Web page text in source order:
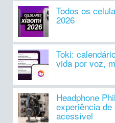
Todos os
2026
Toki:
vida por voz,
Headphone
experiência
acessível